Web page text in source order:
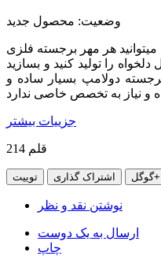
وضعیت: محصول جدید
هر مهر برجسته فلزی
را تولید کنید و بسازید
دولامپ بسیار ساده و
جزییات بیشتر
214 قلم
توییت اشتراک گذاری گوگل+
نوشتن نقد و نظر
ارسال به یک دوست
چاپ